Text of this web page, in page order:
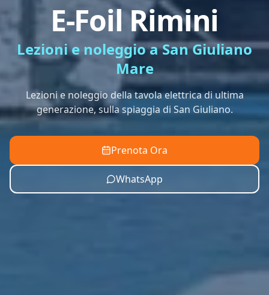
E-Foil Rimini
Lezioni e noleggio a San Giuliano
Mare
Lezioni e noleggio della tavola elettrica di ultima
generazione, sulla spiaggia di San Giuliano.
Prenota Ora
WhatsApp